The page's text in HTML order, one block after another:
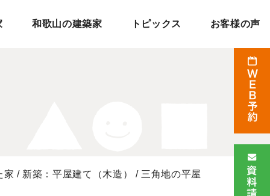
和歌山の建築家 トピックス お客様の声
家 / 新築：平屋建て（木造） / 三角地の平屋